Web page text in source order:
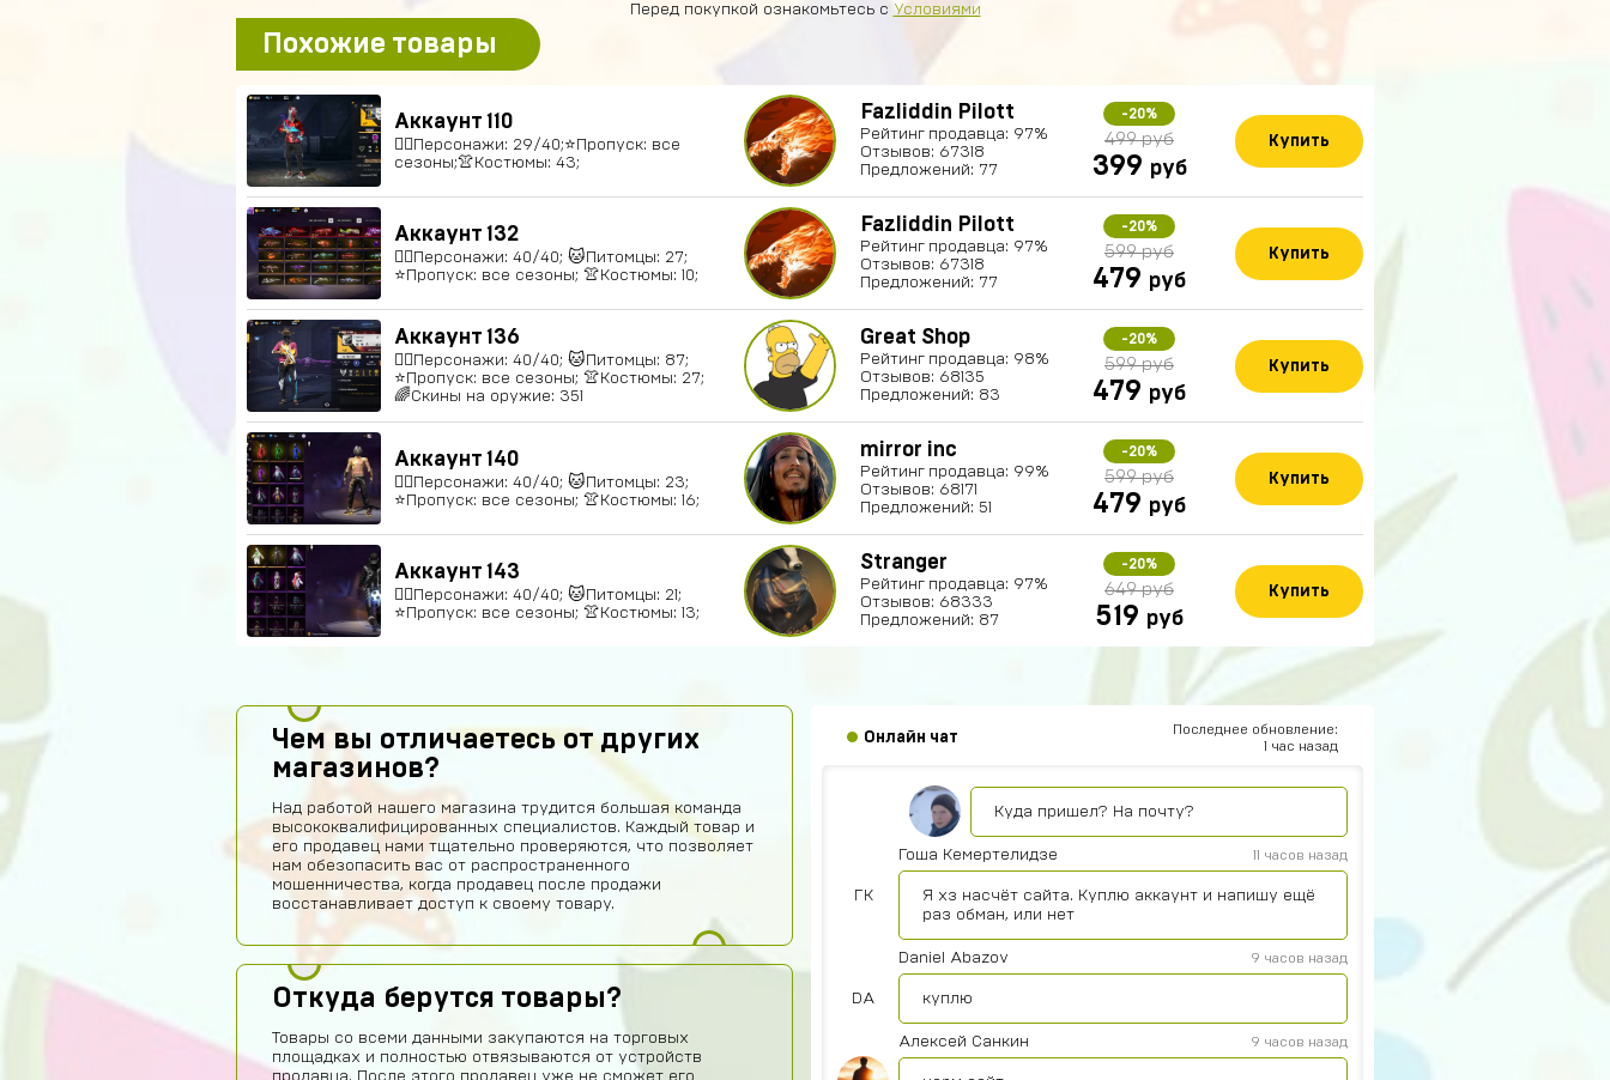
Перед покупкой ознакомьтесь с Условиями
Похожие товары
Аккаунт 110
🚶‍♂️Персонажи: 29/40;⭐️Пропуск: все
сезоны;👚Костюмы: 43;
Fazliddin Pilott
Рейтинг продавца: 97%
Отзывов: 67318
Предложений: 77
-20%
499 руб
399 руб
Купить
Аккаунт 132
🚶‍♂️Персонажи: 40/40; 🐱Питомцы: 27;
⭐️Пропуск: все сезоны; 👚Костюмы: 10;
Fazliddin Pilott
Рейтинг продавца: 97%
Отзывов: 67318
Предложений: 77
-20%
599 руб
479 руб
Купить
Аккаунт 136
🚶‍♂️Персонажи: 40/40; 🐱Питомцы: 87;
⭐️Пропуск: все сезоны; 👚Костюмы: 27;
🌈Скины на оружие: 351
Great Shop
Рейтинг продавца: 98%
Отзывов: 68135
Предложений: 83
-20%
599 руб
479 руб
Купить
Аккаунт 140
🚶‍♂️Персонажи: 40/40; 🐱Питомцы: 23;
⭐️Пропуск: все сезоны; 👚Костюмы: 16;
mirror inc
Рейтинг продавца: 99%
Отзывов: 68171
Предложений: 51
-20%
599 руб
479 руб
Купить
Аккаунт 143
🚶‍♂️Персонажи: 40/40; 🐱Питомцы: 21;
⭐️Пропуск: все сезоны; 👚Костюмы: 13;
Stranger
Рейтинг продавца: 97%
Отзывов: 68333
Предложений: 87
-20%
649 руб
519 руб
Купить
Чем вы отличаетесь от других
магазинов?
Над работой нашего магазина трудится большая команда
высококвалифицированных специалистов. Каждый товар и
его продавец нами тщательно проверяются, что позволяет
нам обезопасить вас от распространенного
мошенничества, когда продавец после продажи
восстанавливает доступ к своему товару.
Откуда берутся товары?
Товары со всеми данными закупаются на торговых
площадках и полностью отвязываются от устройств
продавца. После этого продавец уже не сможет его
Онлайн чат
Последнее обновление:
1 час назад
Класс
Egopkabossuk Dscraft
Топ4ik воще!)
Ilya 13 часов назад
Куда пришел? На почту?
ГК
Гоша Кемертелидзе 11 часов назад
Я хз насчёт сайта. Куплю аккаунт и напишу ещё
раз обман, или нет
DA
Daniel Abazov 9 часов назад
куплю
Алексей Санкин 9 часов назад